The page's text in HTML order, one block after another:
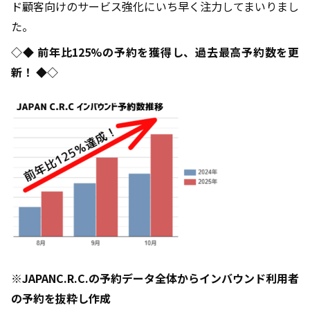
ド顧客向けのサービス強化にいち早く注力してまいりまし
た。
◇◆ 前年比125%の予約を獲得し、過去最高予約数を更
新！ ◆◇
※JAPANC.R.C.の予約データ全体からインバウンド利用者
の予約を抜粋し作成